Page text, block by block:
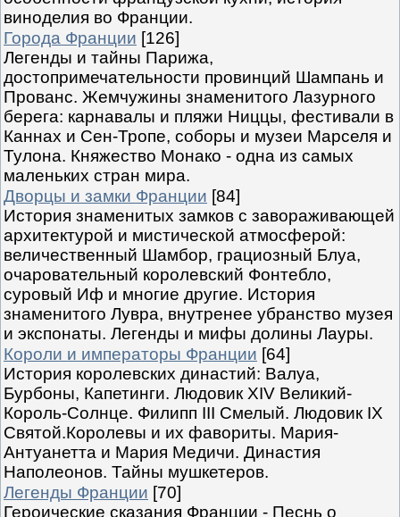
виноделия во Франции.
Города Франции [126]
Легенды и тайны Парижа,
достопримечательности провинций Шампань и
Прованс. Жемчужины знаменитого Лазурного
берега: карнавалы и пляжи Ниццы, фестивали в
Каннах и Сен-Тропе, соборы и музеи Марселя и
Тулона. Княжество Монако - одна из самых
маленьких стран мира.
Дворцы и замки Франции [84]
История знаменитых замков с завораживающей
архитектурой и мистической атмосферой:
величественный Шамбор, грациозный Блуа,
очаровательный королевский Фонтебло,
суровый Иф и многие другие. История
знаменитого Лувра, внутренее убранство музея
и экспонаты. Легенды и мифы долины Лауры.
Короли и императоры Франции [64]
История королевских династий: Валуа,
Бурбоны, Капетинги. Людовик XIV Великий-
Король-Солнце. Филипп III Смелый. Людовик IX
Святой.Королевы и их фавориты. Мария-
Антуанетта и Мария Медичи. Династия
Наполеонов. Тайны мушкетеров.
Легенды Франции [70]
Героические сказания Франции - Песнь о